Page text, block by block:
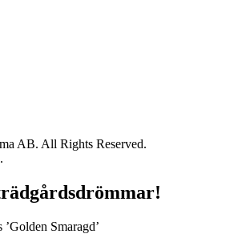
AB. All Rights Reserved.
.
Smaragd’